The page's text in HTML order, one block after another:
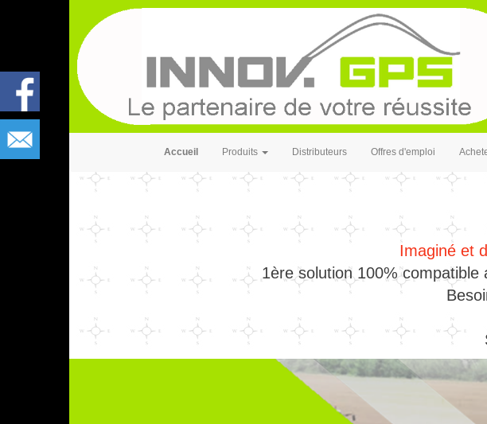
Accueil Produits Distributeurs Offres d'emploi
Imaginé et
1ère solution 100%